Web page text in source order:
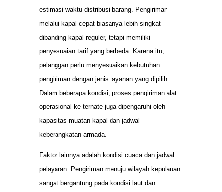
estimasi waktu distribusi barang. Pengiriman
melalui kapal cepat biasanya lebih singkat
dibanding kapal reguler, tetapi memiliki
penyesuaian tarif yang berbeda. Karena itu,
pelanggan perlu menyesuaikan kebutuhan
pengiriman dengan jenis layanan yang dipilih.
Dalam beberapa kondisi, proses pengiriman alat
operasional ke ternate juga dipengaruhi oleh
kapasitas muatan kapal dan jadwal
keberangkatan armada.
Faktor lainnya adalah kondisi cuaca dan jadwal
pelayaran. Pengiriman menuju wilayah kepulauan
sangat bergantung pada kondisi laut dan